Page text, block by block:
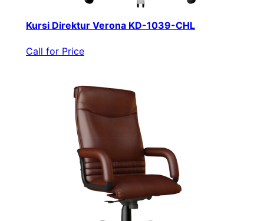
Kursi Direktur Verona KD-1039-CHL
Call for Price